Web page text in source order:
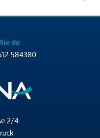
da
584380
2/4